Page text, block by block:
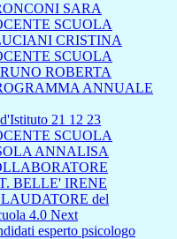
SARA
SCUOLA
CRISTINA
SCUOLA
ROBERTA
ANNUALE
21 12 23
SCUOLA
ANNALISA
BELLE' IRENE
del
4.0 Next
esperto psicologo